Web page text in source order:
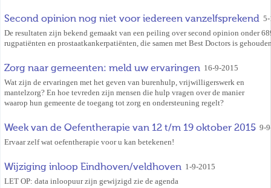
Second opinion nog niet voor iedereen vanzelfsprekend
De resultaten zijn bekend gemaakt van een peiling over second opinion onder
rugpatiënten en prostaatkankerpatiënten, die samen met Best Doctors is
Zorg naar gemeenten: meld uw ervaringen 16-9-2015
Wat zijn de ervaringen met het geven van burenhulp, vrijwilligerswerk en
mantelzorg? En hoe tevreden zijn mensen die hulp vragen over de manier
waarop hun gemeente de toegang tot zorg en ondersteuning regelt?
Week van de Oefentherapie van 12 t/m 19 oktober 2015 9-
Ervaar zelf wat oefentherapie voor u kan betekenen!
Wijziging inloop Eindhoven/veldhoven 1-9-2015
LET OP: data inloopuur zijn gewijzigd zie de agenda